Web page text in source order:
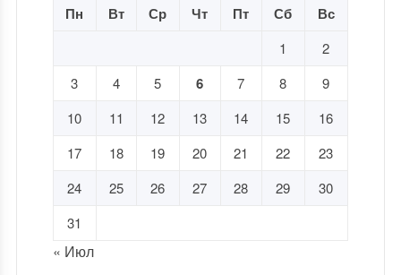
Пн Вт Ср Чт Пт Сб Вс
1
2
3
4 5 6 7 8
9
10
11 12 13 14 15
16
17
18 19 20 21 22
23
24
25 26 27 28 29
30
31
« Июл